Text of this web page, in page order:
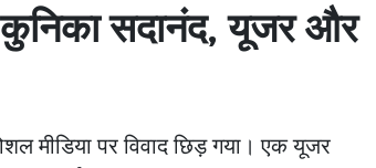
कुनिका सदानंद, यूजर और
मीडिया पर विवाद छिड़ गया। एक यूजर